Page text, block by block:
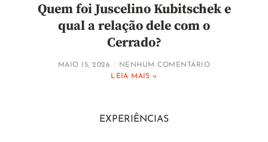
EXPERIÊNCIAS
Quem foi Juscelino Kubitschek e
qual a relação dele com o
Cerrado?
MAIO 15, 2026
NENHUM COMENTÁRIO
LEIA MAIS »